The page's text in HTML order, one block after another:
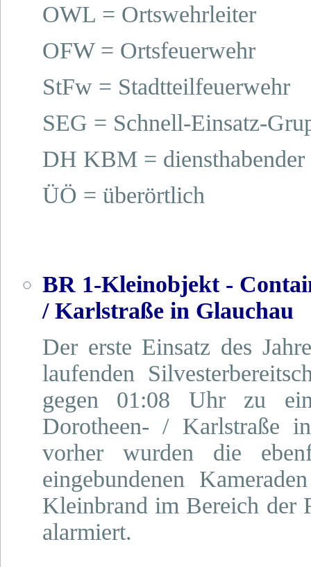
OWL = Ortswehrleiter
OFW = Ortsfeuerwehr
StFw = Stadtteilfeuerwehr
SEG = Schnell-Einsatz-
DH KBM = diensthabender
ÜÖ = überörtlich
BR 1-Kleinobjekt -
/ Karlstraße in Glauchau
Der erste Einsatz des
laufenden
gegen 01:08 Uhr zu
Dorotheen- / Karlstraße
vorher wurden die
eingebundenen
Kleinbrand im Bereich der
alarmiert.